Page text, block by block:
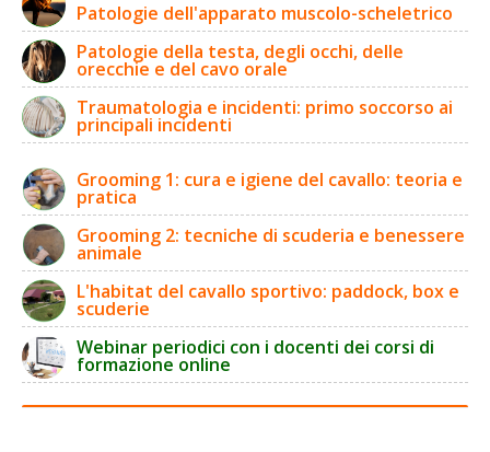
Patologie dell'apparato muscolo-scheletrico
Patologie della testa, degli occhi, delle
orecchie e del cavo orale
Traumatologia e incidenti: primo soccorso ai
principali incidenti
Grooming 1: cura e igiene del cavallo: teoria e
pratica
Grooming 2: tecniche di scuderia e benessere
animale
L'habitat del cavallo sportivo: paddock, box e
scuderie
Webinar periodici con i docenti dei corsi di
formazione online